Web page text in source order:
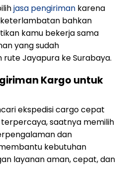
jasa pengiriman karena
bahkan
kamu bekerja sama
yang sudah
Jayapura ke Surabaya.
Kargo untuk
ekspedisi cargo cepat
saatnya memilih
dan
kebutuhan
layanan aman, cepat, dan